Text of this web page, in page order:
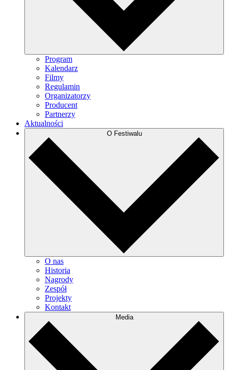
Program
Kalendarz
Filmy
Regulamin
Organizatorzy
Producent
Partnerzy
Aktualności
O Festiwalu
O nas
Historia
Nagrody
Zespół
Projekty
Kontakt
Media